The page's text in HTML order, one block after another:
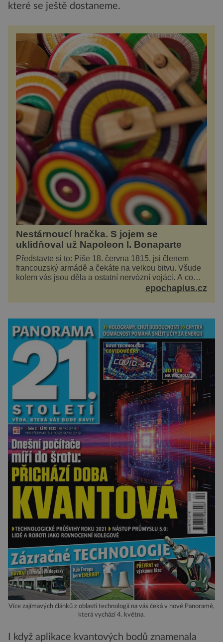
které se ještě dostaneme.
Nestárnoucí hračka. S jojem se
uklidňoval už Napoleon I. Bonaparte
Představte si to: Píše 18. června 1815, jsi členem
francouzský armádě a čekáte na velkou bitvu. Všude
kolem vás jsou děla a ostatní nervózní vojáci. A co
děláte vy? Hrajete si… s jojem! Zdá se v...epochaplus.cz
Více zajímavých článků z oblasti technologií na vás čeká v nové Panoramě,
která vychází 4. května.
I když aplikace kvantových bodů znamenala